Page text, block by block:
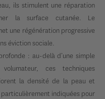
ils stimulent une réparation
la surface cutanée. Le
une régénération progressive
éviction sociale.
: au-delà d’une simple
ces techniques
la densité de la peau et
indiquées pour